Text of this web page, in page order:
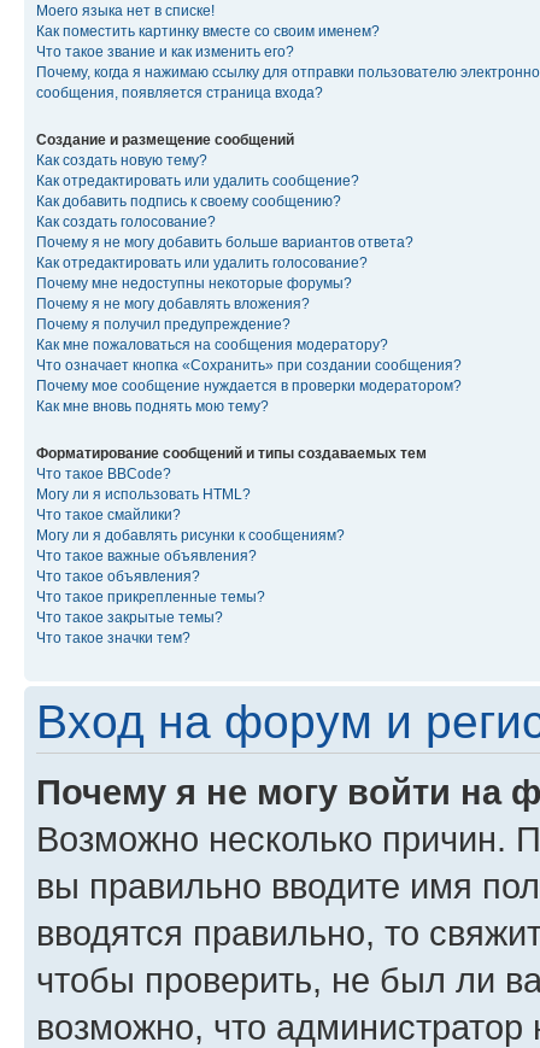
Моего языка нет в списке!
Как поместить картинку вместе со своим именем?
Что такое звание и как изменить его?
Почему, когда я нажимаю ссылку для отправки пользователю
сообщения, появляется страница входа?
Создание и размещение сообщений
Как создать новую тему?
Как отредактировать или удалить сообщение?
Как добавить подпись к своему сообщению?
Как создать голосование?
Почему я не могу добавить больше вариантов ответа?
Как отредактировать или удалить голосование?
Почему мне недоступны некоторые форумы?
Почему я не могу добавлять вложения?
Почему я получил предупреждение?
Как мне пожаловаться на сообщения модератору?
Что означает кнопка «Сохранить» при создании сообщения?
Почему мое сообщение нуждается в проверки модератором?
Как мне вновь поднять мою тему?
Форматирование сообщений и типы создаваемых тем
Что такое BBCode?
Могу ли я использовать HTML?
Что такое смайлики?
Могу ли я добавлять рисунки к сообщениям?
Что такое важные объявления?
Что такое объявления?
Что такое прикрепленные темы?
Что такое закрытые темы?
Что такое значки тем?
Вход на форум и
Почему я не могу войти на
Возможно несколько причин.
вы правильно вводите имя
вводятся правильно, то
чтобы проверить, не был ли
возможно, что администратор